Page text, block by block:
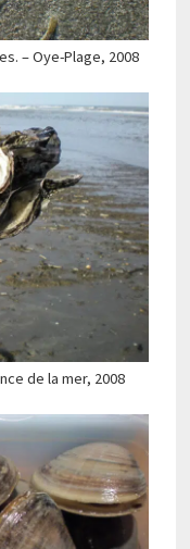
– Oye-Plage, 2008
de la mer, 2008